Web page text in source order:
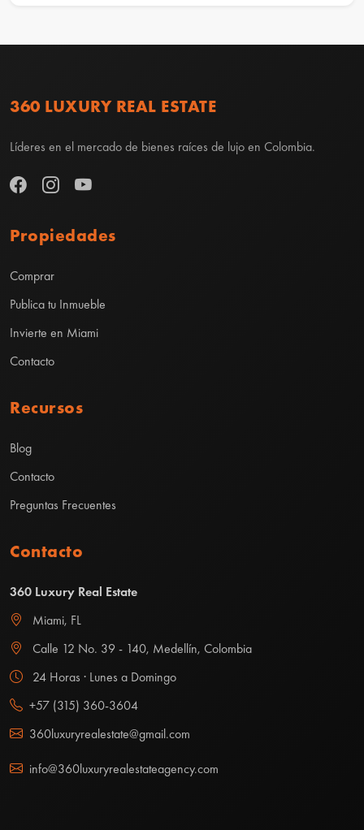
360 LUXURY REAL ESTATE
Líderes en el mercado de bienes raíces de lujo en Colombia.
Propiedades
Comprar
Publica tu Inmueble
Invierte en Miami
Contacto
Recursos
Blog
Contacto
Preguntas Frecuentes
Contacto
360 Luxury Real Estate
Miami, FL
Calle 12 No. 39 - 140, Medellín, Colombia
24 Horas · Lunes a Domingo
+57 (315) 360-3604
360luxuryrealestate@gmail.com
info@360luxuryrealestateagency.com